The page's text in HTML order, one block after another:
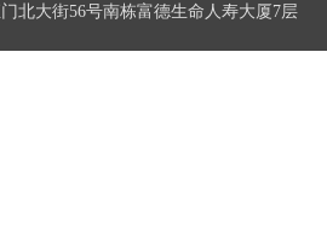
北大街56号南栋富德生命人寿大厦7层